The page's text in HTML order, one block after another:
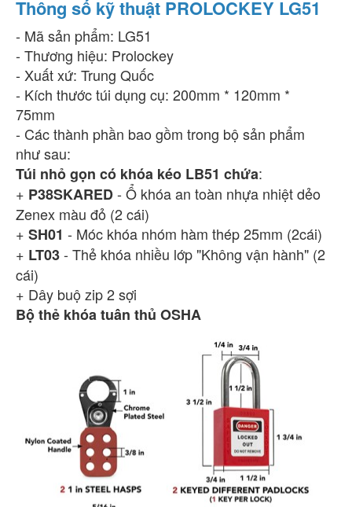
Thông số kỹ thuật PROLOCKEY LG51
- Mã sản phẩm: LG51
- Thương hiệu: Prolockey
- Xuất xứ: Trung Quốc
- Kích thước túi dụng cụ: 200mm * 120mm *
75mm
- Các thành phần bao gồm trong bộ sản phẩm
như sau:
Túi nhỏ gọn có khóa kéo LB51 chứa:
+ P38SKARED- Ổ khóa an toàn nhựa nhiệt dẻo
Zenex màu đỏ (2 cái)
+ SH01 - Móc khóa nhóm hàm thép 25mm (2cái)
+ LT03- Thẻ khóa nhiều lớp "Không vận hành" (2
cái)
+ Dây buộ zip 2 sợi
Bộ thẻ khóa tuân thủ OSHA